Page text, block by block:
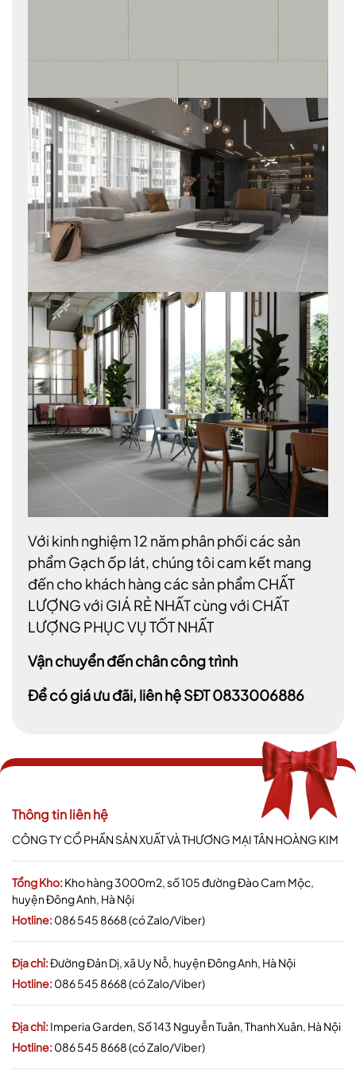
Với kinh nghiệm 12 năm phân phối các sản
phẩm Gạch ốp lát, chúng tôi cam kết mang
đến cho khách hàng các sản phẩm CHẤT
LƯỢNG với GIÁ RẺ NHẤT cùng với CHẤT
LƯỢNG PHỤC VỤ TỐT NHẤT
Vận chuyển đến chân công trình
Để có giá ưu đãi, liên hệ SĐT 0833006886
Thông tin liên hệ
CÔNG TY CỔ PHẦN SẢN XUẤT VÀ THƯƠNG MẠI TÂN HOÀNG KIM
Tổng Kho:Kho hàng 3000m2, số 105 đường Đào Cam Mộc,
huyện Đông Anh, Hà Nội
Hotline:086 545 8668 (có Zalo/Viber)
Địa chỉ:Đường Đản Dị, xã Uy Nỗ, huyện Đông Anh, Hà Nội
Hotline:086 545 8668 (có Zalo/Viber)
Địa chỉ:Imperia Garden, Số 143 Nguyễn Tuân, Thanh Xuân, Hà Nội
Hotline:086 545 8668 (có Zalo/Viber)